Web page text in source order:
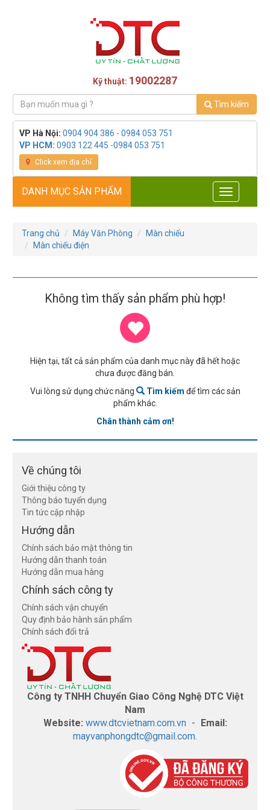
Kỹ thuật: 19002287
Tìm kiếm
VP Hà Nội:0904 904 386 - 0984 053 751
VP HCM:0903 122 445 -0984 053 751
Click xem địa chỉ
DANH MỤC SẢN PHẨM
Toggle
navigation
Trang chủ Máy Văn Phòng
Màn chiếu
Màn chiếu điện
Không tìm thấy sản phẩm phù hợp!
Hiện tại, tất cả sản phẩm của danh mục này đã hết hoặc
chưa được đăng bán.
Vui lòng sử dụng chức năng
Tìm kiếm để tìm các sản
phẩm khác.
Chân thành cảm ơn!
Về chúng tôi
Giới thiệu công ty
Thông báo tuyển dụng
Tin tức cập nhập
Hướng dẫn
Chính sách bảo mật thông tin
Hướng dẫn thanh toán
Hướng dẫn mua hàng
Chính sách công ty
Chính sách vận chuyển
Quy định bảo hành sản phẩm
Chính sách đổi trả
Công ty TNHH Chuyển Giao Công Nghệ DTC Việt
Nam
Website: www.dtcvietnam.com.vn - Email:
mayvanphongdtc@gmail.com.